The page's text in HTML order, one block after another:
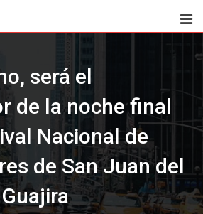
será el
de la noche final
Nacional de
de San Juan del